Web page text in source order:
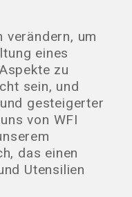
um
eines
zu
sein, und
gesteigerter
von WFI
das einen
Utensilien